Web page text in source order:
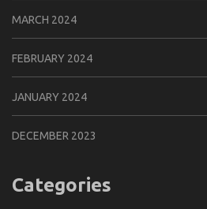
MARCH 2024
FEBRUARY 2024
JANUARY 2024
DECEMBER 2023
Categories